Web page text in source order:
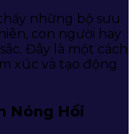
những bộ sưu
con người hay
Đây là một cách
xúc và tạo động
Nóng Hổi